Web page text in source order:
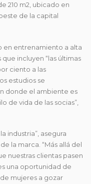
210 m2, ubicado en
de la capital
en entrenamiento a alta
incluyen “las últimas
ciento a las
estudios se
donde el ambiente es
de vida de las socias”,
industria”, asegura
la marca. “Más allá del
nuestras clientas pasen
una oportunidad de
mujeres a gozar